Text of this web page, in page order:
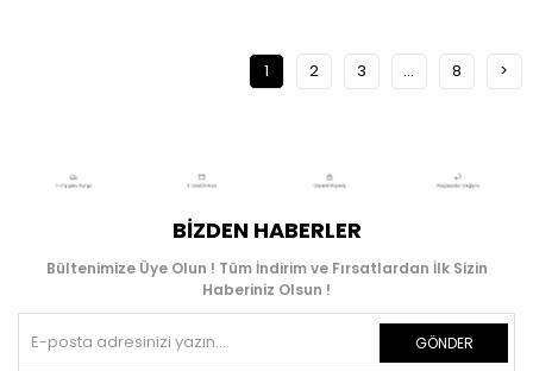
1 2 3 ... 8 >
BIZDEN HABERLER
Bültenimize Üye Olun ! Tüm İndirim ve Fırsatlardan İlk Sizin
Haberiniz Olsun !
GÖNDER